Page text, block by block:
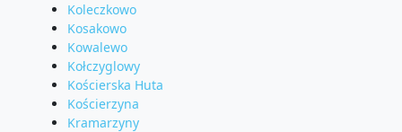
Koleczkowo
Kosakowo
Kowalewo
Kołczyglowy
Kościerska Huta
Kościerzyna
Kramarzyny